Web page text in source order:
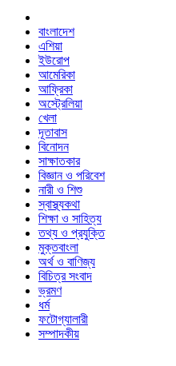
বাংলাদেশ
এশিয়া
ইউরোপ
আমেরিকা
আফ্রিকা
অস্ট্রেলিয়া
খেলা
দূতাবাস
বিনোদন
সাক্ষাতকার
বিজ্ঞান ও পরিবেশ
নারী ও শিশু
স্বাস্থ্যকথা
শিক্ষা ও সাহিত্য
তথ্য ও প্রযুক্তি
মুক্তবাংলা
অর্থ ও বাণিজ্য
বিচিত্র সংবাদ
ভ্রমণ
ধর্ম
ফটোগ্যালারী
সম্পাদকীয়